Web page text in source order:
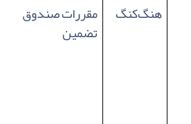
هنگ‌کنگ
مقررات صندوق
تضمین